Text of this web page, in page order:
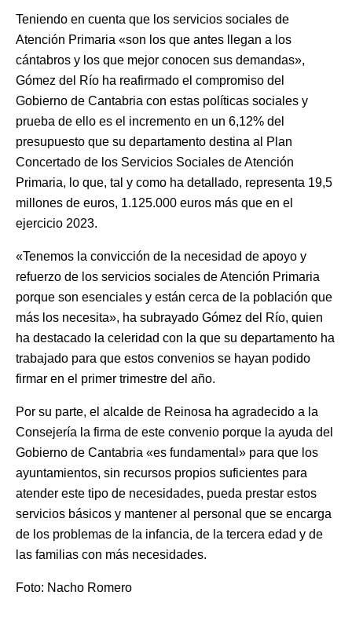
Teniendo en cuenta que los servicios sociales de
Atención Primaria «son los que antes llegan a los
cántabros y los que mejor conocen sus demandas»,
Gómez del Río ha reafirmado el compromiso del
Gobierno de Cantabria con estas políticas sociales y
prueba de ello es el incremento en un 6,12% del
presupuesto que su departamento destina al Plan
Concertado de los Servicios Sociales de Atención
Primaria, lo que, tal y como ha detallado, representa 19,5
millones de euros, 1.125.000 euros más que en el
ejercicio 2023.
«Tenemos la convicción de la necesidad de apoyo y
refuerzo de los servicios sociales de Atención Primaria
porque son esenciales y están cerca de la población que
más los necesita», ha subrayado Gómez del Río, quien
ha destacado la celeridad con la que su departamento ha
trabajado para que estos convenios se hayan podido
firmar en el primer trimestre del año.
Por su parte, el alcalde de Reinosa ha agradecido a la
Consejería la firma de este convenio porque la ayuda del
Gobierno de Cantabria «es fundamental» para que los
ayuntamientos, sin recursos propios suficientes para
atender este tipo de necesidades, pueda prestar estos
servicios básicos y mantener al personal que se encarga
de los problemas de la infancia, de la tercera edad y de
las familias con más necesidades.
Foto: Nacho Romero